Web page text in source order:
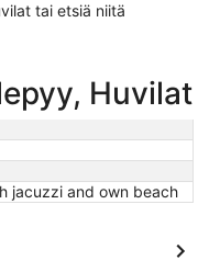
tai etsiä niitä
Huvilat
jacuzzi and own beach